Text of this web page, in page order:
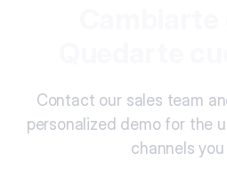
Contact our sales team
personalized demo for the
channels